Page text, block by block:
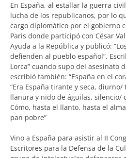
En España, al estallar la guerra
lucha de los republicanos, por lo
cargo diplomático por el gobierno
Paris donde participó con César
Ayuda a la República y publicó:
defienden al pueblo español”.
Lorca” cuando supo del asesinato
escribió también: “España en el
“Era España tirante y seca,
llanura y nido de águilas, silencio/
Cómo, hasta el llanto, hasta el
pan pobre”
Vino a España para asistir al II
Escritores para la Defensa de la